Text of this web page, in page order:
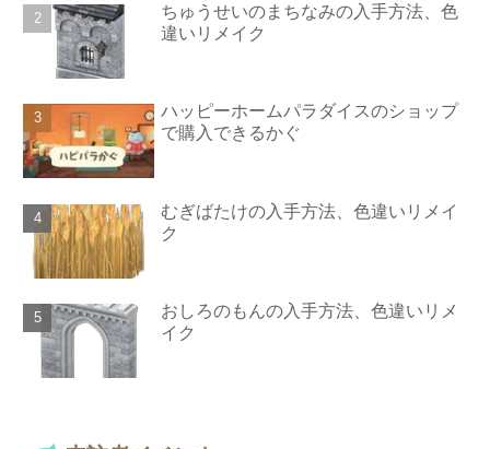
ちゅうせいのまちなみの入手方法、色
違いリメイク
ハッピーホームパラダイスのショップ
で購入できるかぐ
むぎばたけの入手方法、色違いリメイ
ク
おしろのもんの入手方法、色違いリメ
イク